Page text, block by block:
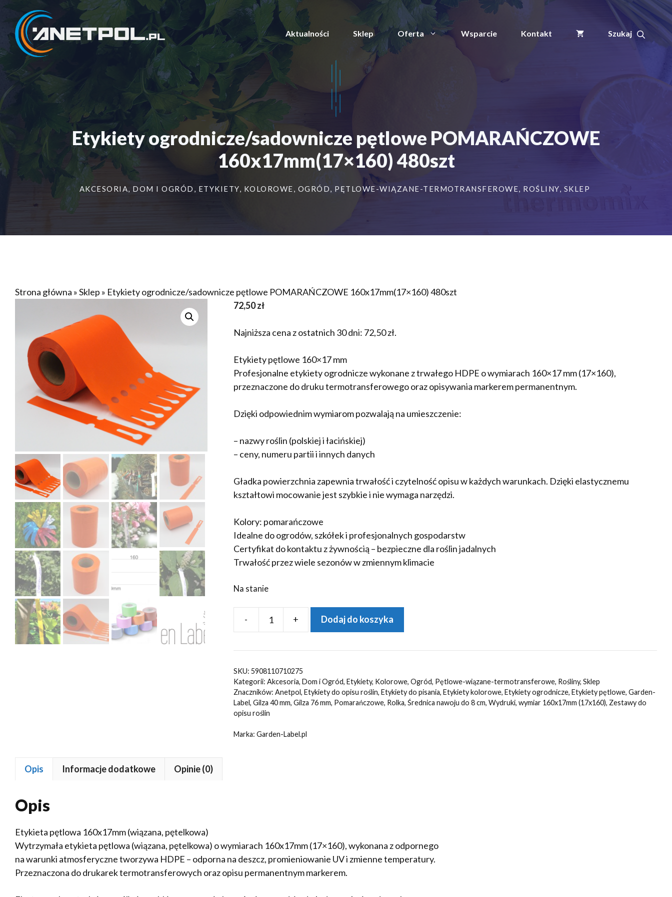
treści
Aktualności Sklep Oferta Wsparcie Kontakt
Etykiety ogrodnicze/sadownicze pętlowe POMARAŃCZOWE
160x17mm(17×160) 480szt
AKCESORIA, DOM I OGRÓD , ETYKIETY, KOLOROWE, OGRÓD, PĘTLOWE-WIĄZANE-TERMOTRANSFEROWE, ROŚLINY, SKLEP
Strona główna »Sklep » Etykiety ogrodnicze/sadownicze pętlowe POMARAŃCZOWE 160x17mm(17×160) 480szt
72,50zł
Najniższa cena z ostatnich 30 dni: 72,50zł.
Etykiety pętlowe 160×17 mm
Profesjonalne etykiety ogrodnicze wykonane z trwałego HDPE o wymiarach 160×17 mm (17×160),
przeznaczone do druku termotransferowego oraz opisywania markerem permanentnym.
Dzięki odpowiednim wymiarom pozwalają na umieszczenie:
– nazwy roślin (polskiej i łacińskiej)
– ceny, numeru partii i innych danych
Gładka powierzchnia zapewnia trwałość i czytelność opisu w każdych warunkach. Dzięki elastycznemu
kształtowi mocowanie jest szybkie i nie wymaga narzędzi.
Kolory: pomarańczowe
Idealne do ogrodów, szkółek i profesjonalnych gospodarstw
Certyfikat do kontaktu z żywnością – bezpieczne dla roślin jadalnych
Trwałość przez wiele sezonów w zmiennym klimacie
Na stanie
-
ogrodnicze/sadownicze
pętlowe
POMARAŃCZOWE
160x17mm(17x160)
480szt
+ Dodaj do koszyka
SKU: 5908110710275
Kategorii: Akcesoria, Dom i Ogród, Etykiety, Kolorowe, Ogród, Pętlowe-wiązane-termotransferowe, Rośliny, Sklep
Znaczników: Anetpol, Etykiety do opisu roślin, Etykiety do pisania, Etykiety kolorowe, Etykiety ogrodnicze, Etykiety pętlowe, Garden-
Label, Gilza 40 mm, Gilza 76 mm, Pomarańczowe, Rolka, Średnica nawoju do 8 cm, Wydruki, wymiar 160x17mm (17x160), Zestawy do
opisu roślin
Marka: Garden-Label.pl
Opis Informacje dodatkowe Opinie (0)
Opis
Etykieta pętlowa 160x17mm (wiązana, pętelkowa)
Wytrzymała etykieta pętlowa (wiązana, pętelkowa) o wymiarach 160x17mm (17×160), wykonana z odpornego
na warunki atmosferyczne tworzywa HDPE – odporna na deszcz, promieniowanie UV i zmienne temperatury.
Przeznaczona do drukarek termotransferowych oraz opisu permanentnym markerem.
ogrodnicze/sadownicze
POMARAŃCZOWE